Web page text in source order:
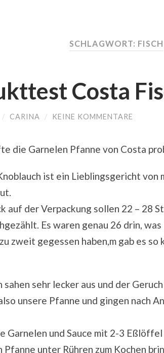
SCHLAGWORT: FISCH
Costa
/ CARINA / KEINE KOMMENTARE
die Garnelen Pfanne von Costa
ist ein Lieblingsgericht von
auf der Verpackung sollen 22 – 28
Es waren genau 26 drin, was
zweit gegessen haben,m gab es
sahen sehr lecker aus und der
unsere Pfanne und gingen nach
Garnelen und Sauce mit 2-3 Eßlöffel
unter Rühren zum Kochen